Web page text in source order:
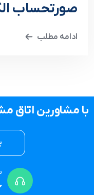
صورتحساب
ادامه مطلب
با مشاورین اتاق